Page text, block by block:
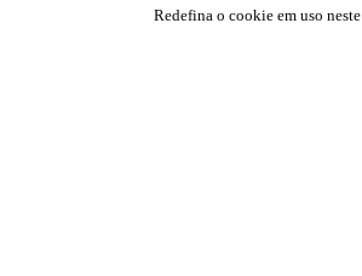
Redefina o cookie em uso neste